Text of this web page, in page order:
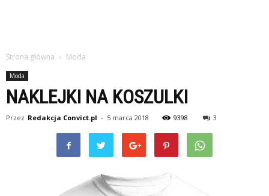
Strona główna Moda
Moda
NAKLEJKI NA KOSZULKI
Przez Redakcja Convict.pl - 5 marca 2018 9398 3